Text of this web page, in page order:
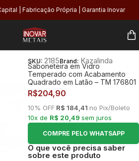
| Fabricação Própria | Garantia Inovar
SKU: 2185Brand: Kazalinda
Saboneteira em Vidro
Temperado com Acabamento
Quadrado em Latão – TM 176801
R$204,90
10% OFF R$ 184,41 no Pix/Boleto
10x de R$ 20,49 sem juros
COMPRE PELO WHATSAPP
O que você precisa saber
sobre este produto